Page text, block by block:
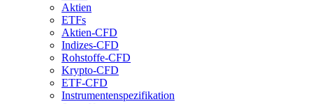
Aktien
ETFs
Aktien-CFD
Indizes-CFD
Rohstoffe-CFD
Krypto-CFD
ETF-CFD
Instrumentenspezifikation